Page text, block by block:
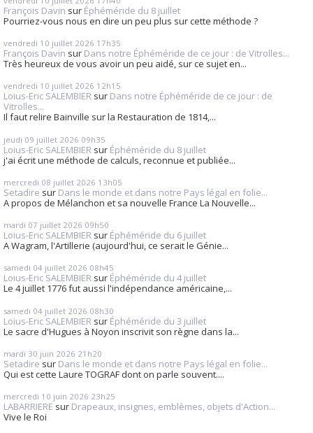
François Davin sur Éphéméride du 8 juillet
Pourriez-vous nous en dire un peu plus sur cette méthode ?
vendredi 10 juillet 2026 17h35
François Davin sur Dans notre Éphéméride de ce jour : de Vitrolles...
Très heureux de vous avoir un peu aidé, sur ce sujet en...
vendredi 10 juillet 2026 12h15
Loius-Eric SALEMBIER sur Dans notre Éphéméride de ce jour : de
Vitrolles...
Il faut relire Bainville sur la Restauration de 1814,...
jeudi 09 juillet 2026 09h35
Loius-Eric SALEMBIER sur Éphéméride du 8 juillet
j'ai écrit une méthode de calculs, reconnue et publiée...
mercredi 08 juillet 2026 13h05
Setadire sur Dans le monde et dans notre Pays légal en folie...
A propos de Mélanchon et sa nouvelle France La Nouvelle...
mardi 07 juillet 2026 09h50
Loius-Eric SALEMBIER sur Éphéméride du 6 juillet
A Wagram, l'Artillerie (aujourd'hui, ce serait le Génie...
samedi 04 juillet 2026 08h45
Loius-Eric SALEMBIER sur Éphéméride du 4 juillet
Le 4 juillet 1776 fut aussi l'indépendance américaine,...
samedi 04 juillet 2026 08h30
Loius-Eric SALEMBIER sur Éphéméride du 3 juillet
Le sacre d'Hugues à Noyon inscrivit son règne dans la...
mardi 30 juin 2026 21h20
Setadire sur Dans le monde et dans notre Pays légal en folie...
Qui est cette Laure TOGRAF dont on parle souvent....
mercredi 10 juin 2026 23h25
LABARRIERE sur Drapeaux, insignes, emblèmes, objets d'Action...
Vive le Roi